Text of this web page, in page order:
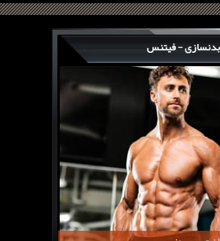
بدنسازی - فیتنس
بر روی بازو های فوق العاده...
پیک بازو
جامع برای افزایش قد